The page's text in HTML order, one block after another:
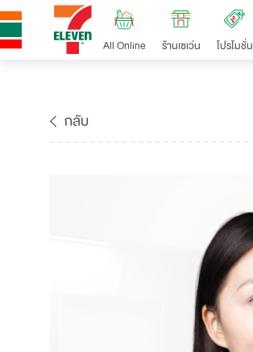
All Online ร้านเซเว่น โปรโมชั่น
กลับ